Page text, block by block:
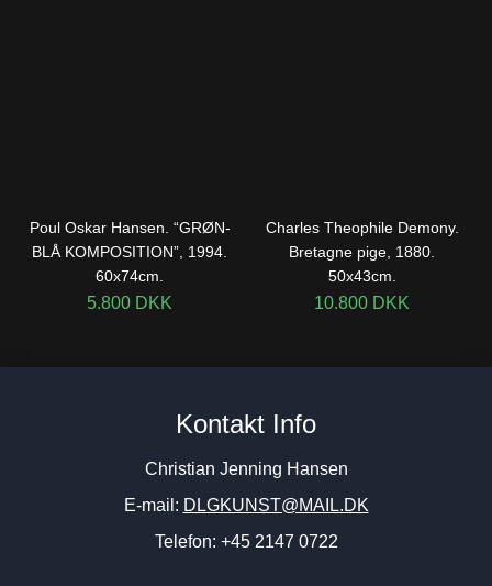
Poul Oskar Hansen. “GRØN-
BLÅ KOMPOSITION”, 1994.
60x74cm.
5.800 DKK
Charles Theophile Demony.
Bretagne pige, 1880.
50x43cm.
10.800 DKK
Kontakt Info
Christian Jenning Hansen
E-mail: DLGKUNST@MAIL.DK
Telefon: +45 2147 0722